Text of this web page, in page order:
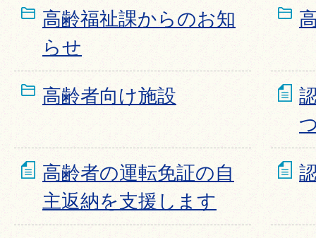
高齢福祉課からのお知
らせ
高齢者向け施設
高齢者の運転免証の自
主返納を支援します